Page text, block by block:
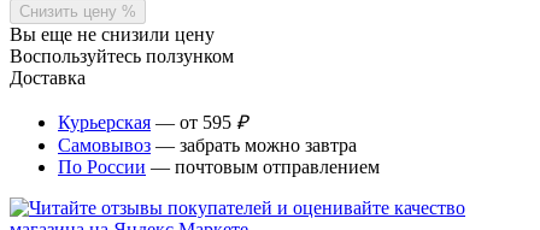
Снизить цену %
Вы еще не снизили цену
Воспользуйтесь ползунком
Доставка
Курьерская — от 595 ₽
Самовывоз — забрать можно завтра
По России — почтовым отправлением